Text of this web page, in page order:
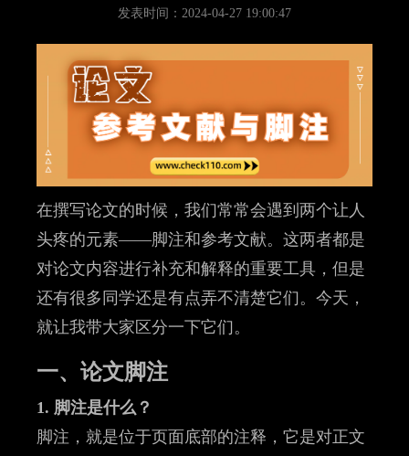
发表时间：2024-04-27 19:00:47
在撰写论文的时候，我们常常会遇到两个让人
头疼的元素——脚注和参考文献。这两者都是
对论文内容进行补充和解释的重要工具，但是
还有很多同学还是有点弄不清楚它们。今天，
就让我带大家区分一下它们。
一、论文脚注
1. 脚注是什么？
脚注，就是位于页面底部的注释，它是对正文